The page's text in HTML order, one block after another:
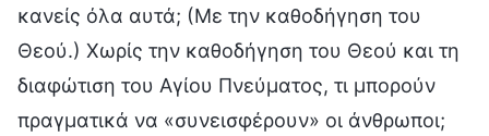
κανείς όλα αυτά; (Με την καθοδήγηση του
Θεού.) Χωρίς την καθοδήγηση του Θεού και τη
διαφώτιση του Αγίου Πνεύματος, τι μπορούν
πραγματικά να «συνεισφέρουν» οι άνθρωποι;